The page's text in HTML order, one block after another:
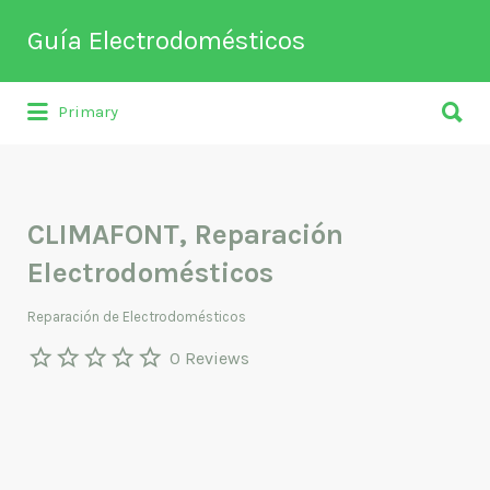
Guía Electrodomésticos
Directorio de empresas relacionadas
Buscar
por:
Primary
por:
CLIMAFONT, Reparación
Electrodomésticos
Reparación de Electrodomésticos
0 Reviews